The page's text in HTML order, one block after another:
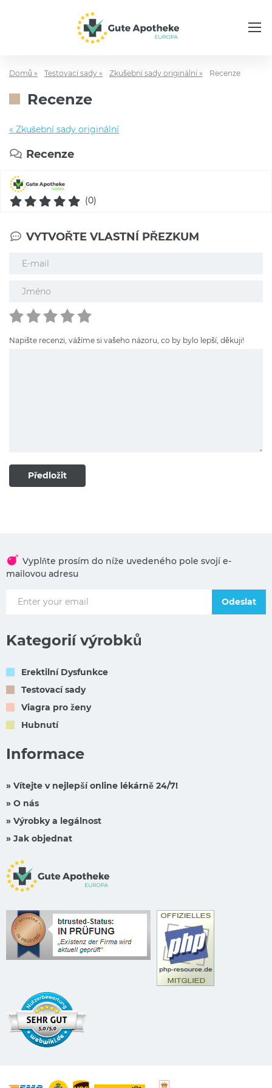
Domů » Testovací sady » Zkušební sady originální » Recenze
Recenze
« Zkušební sady originální
Recenze
(0)
VYTVOŘTE VLASTNÍ PŘEZKUM
Napište recenzi, vážíme si vašeho názoru, co by bylo lepší, děkuji!
Předložit
Vyplňte prosím do níže uvedeného pole svojí e-
mailovou adresu
Odeslat
Kategorií výrobků
Erektilní Dysfunkce
Testovací sady
Viagra pro ženy
Hubnutí
Informace
» Vítejte v nejlepší online lékárně 24/7!
» O nás
» Výrobky a legálnost
» Jak objednat